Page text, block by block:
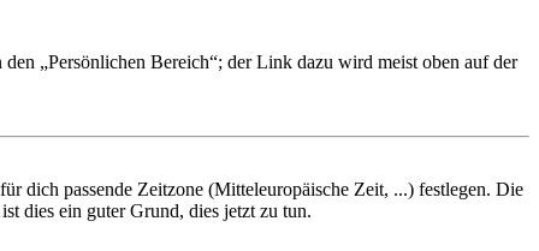
„Persönlichen Bereich“; der Link dazu wird meist oben auf der
dich passende Zeitzone (Mitteleuropäische Zeit, ...) festlegen. Die
dies ein guter Grund, dies jetzt zu tun.